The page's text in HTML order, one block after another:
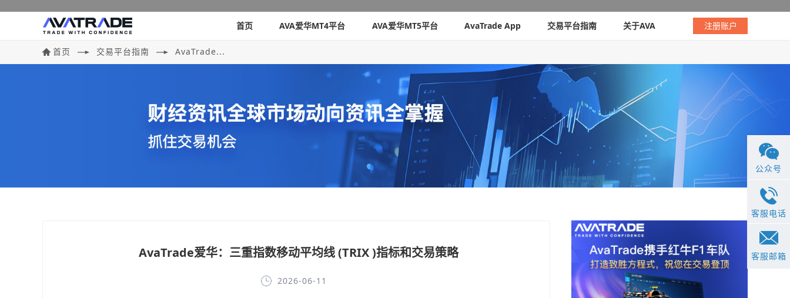
首页 AVA爱华MT4平台 AVA爱华MT5平台 AvaTrade App 交易平台指南 关于AVA 注册账户
首页 交易平台指南 AvaTrade...
AvaTrade爱华：三重指数移动平均线 (TRIX )指标和交易策略
2026-06-11
公众号
客服电话
客服邮箱